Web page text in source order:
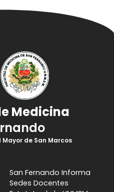
Medicina
de San Marcos
San Fernando Informa
Sedes Docentes